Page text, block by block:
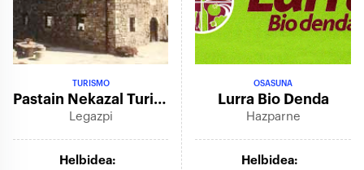
TURISMO
Pastain Nekazal Turismoa
Legazpi
Helbidea:
OSASUNA
Lurra Bio Denda
Hazparne
Helbidea: